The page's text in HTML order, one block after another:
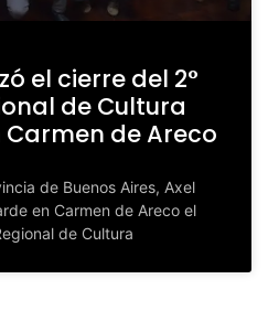
el cierre del 2°
de Cultura
Carmen de Areco
de Buenos Aires, Axel
en Carmen de Areco el
de Cultura